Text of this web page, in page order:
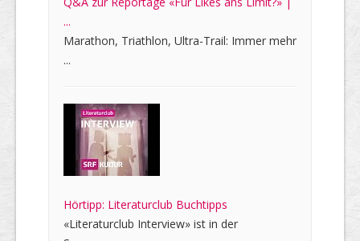
...
Marathon, Triathlon, Ultra-Trail: Immer mehr
...
Hörtipp: Literaturclub Buchtipps
«Literaturclub Interview» ist in der